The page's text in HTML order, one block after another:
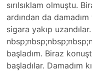
sırılsıklam olmuştu.
ardından da
sigara yakıp
başladım. Biraz
başladılar. Dama­dım